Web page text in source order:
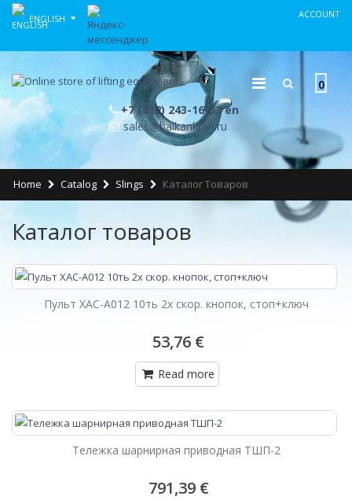
ENGLISH ACCOUNT
0
+7 (812) 243-16-32 en
sales@balkankran.ru
Home Catalog Slings Каталог Товаров
Каталог товаров
Пульт XAC-A012 10ть 2х скор. кнопок, стоп+ключ
53,76 €
Read more
Тележка шарнирная приводная ТШП-2
791,39 €